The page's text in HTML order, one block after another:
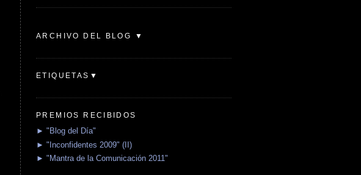
ARCHIVO DEL BLOG ▼
ETIQUETAS▼
PREMIOS RECIBIDOS
► "Blog del Día"
► "Inconfidentes 2009" (II)
► "Mantra de la Comunicación 2011"